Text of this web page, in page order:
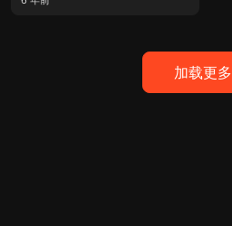
加载更多